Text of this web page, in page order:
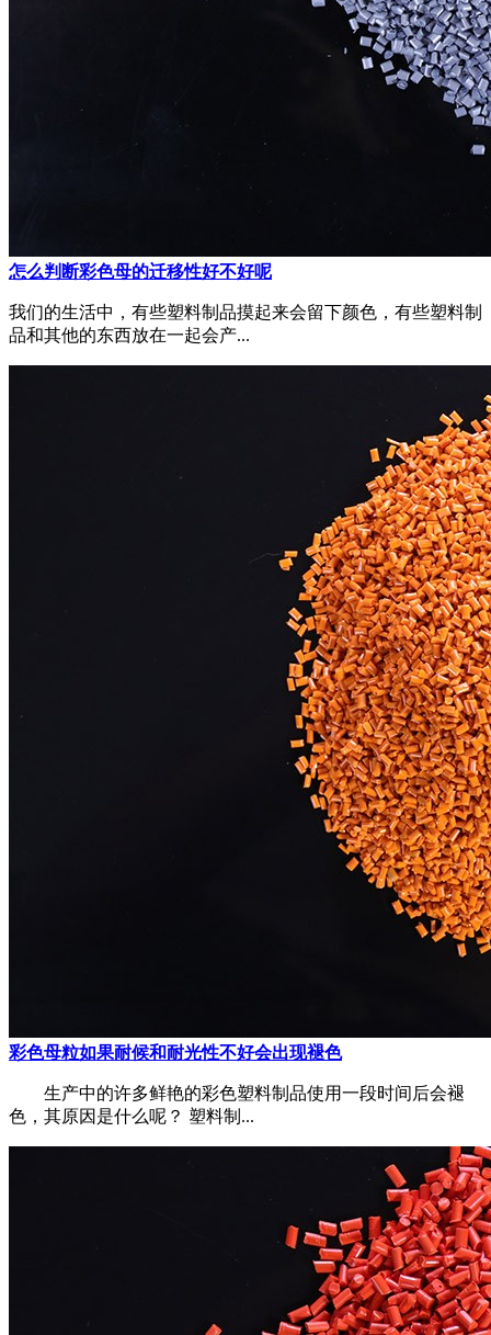
怎么判断彩色母的迁移性好不好呢
我们的生活中，有些塑料制品摸起来会留下颜色，有些塑料制
品和其他的东西放在一起会产...
彩色母粒如果耐候和耐光性不好会出现褪色
生产中的许多鲜艳的彩色塑料制品使用一段时间后会褪
色，其原因是什么呢？ 塑料制...